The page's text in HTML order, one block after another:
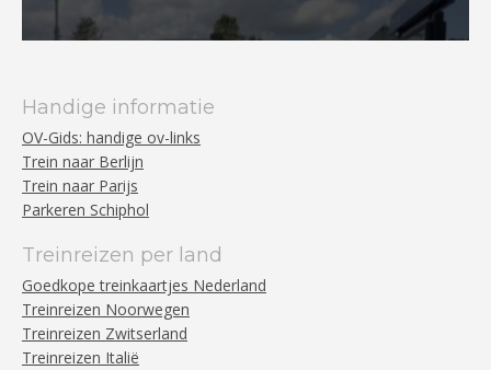
Handige informatie
OV-Gids: handige ov-links
Trein naar Berlijn
Trein naar Parijs
Parkeren Schiphol
Treinreizen per land
Goedkope treinkaartjes Nederland
Treinreizen Noorwegen
Treinreizen Zwitserland
Treinreizen Italië